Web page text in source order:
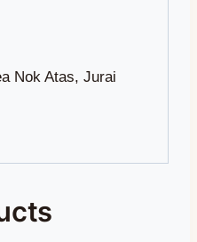
Nok Atas, Jurai